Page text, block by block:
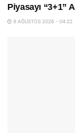
Piyasayı “3+1”
9 AĞUSTOS 2026 - 04:22